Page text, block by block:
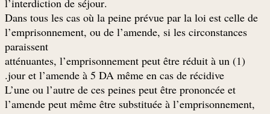
Dans tous les cas où la peine prévue par la loi est celle de
l’emprisonnement, ou de l’amende, si les circonstances
paraissent
atténuantes, l’emprisonnement peut être réduit à un (1)
jour et l’amende à 5 DA même en cas de récidive.
L’une ou l’autre de ces peines peut être prononcée et
l’amende peut même être substituée à l’emprisonnement,